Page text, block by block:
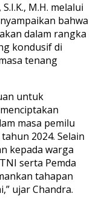
M.H. melalui
bahwa
dalam rangka
kondusif di
tenang
untuk
masa pemilu
2024. Selain
kepada warga
serta Pemda
tahapan
ujar Chandra.